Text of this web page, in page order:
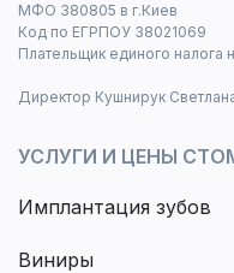
МФО 380805 в г.Киев
Код по ЕГРПОУ 38021069
Плательщик единого налога
Директор Кушнирук
УСЛУГИ И ЦЕНЫ
Имплантация зубов
Виниры